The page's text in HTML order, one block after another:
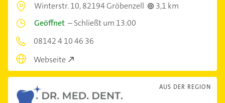
Winterstr. 10,82194 Gröbenzell
3,1 km
Geöffnet –Schließt um 13:00
08142 4 10 46 36
Webseite
AUS DER REGION